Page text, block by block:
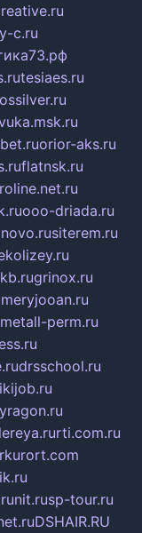
c.ru
tesiaes.ru
orior-aks.ru
flatnsk.ru
ooo-driada.ru
siterem.ru
grinox.ru
metall-perm.ru
drsschool.ru
rti.com.ru
sp-tour.ru
DSHAIR.RU